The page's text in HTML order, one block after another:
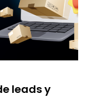
leads y